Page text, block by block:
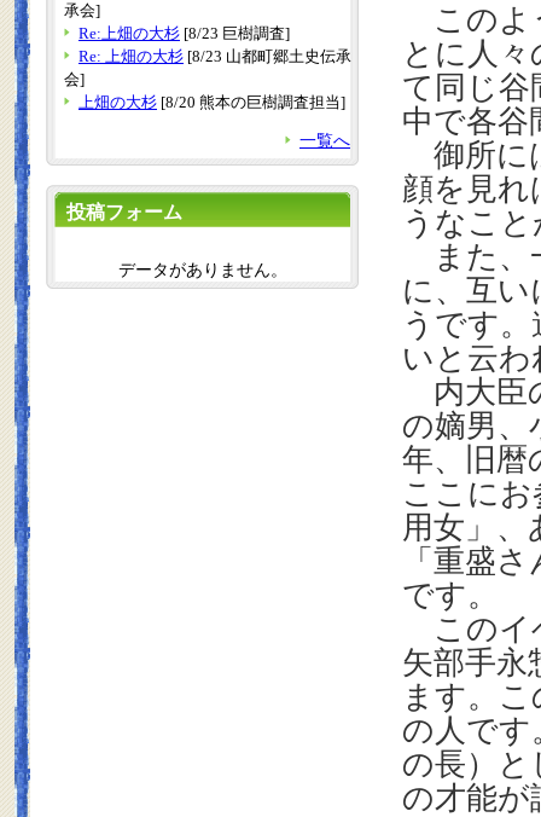
このよ
とに人
て同じ谷
中で各谷
御所に
顔を見
うなこ
また、
に、互
うです
いと云
内大臣
の嫡男、
年、旧暦
ここに
用女」、
「重盛
です。
このイ
矢部手永
ます。
の人です
の長）と
の才能が
承会]
Re:上畑の大杉 [8/23 巨樹調査]
Re: 上畑の大杉 [8/23 山都町郷土史伝承
会]
上畑の大杉 [8/20 熊本の巨樹調査担当]
一覧へ
投稿フォーム
データがありません。